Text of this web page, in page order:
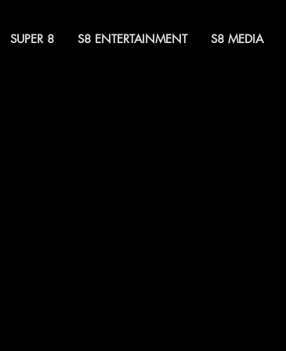
SUPER 8 S8 ENTERTAINMENT S8 MEDIA